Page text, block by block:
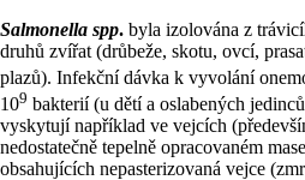
Salmonella spp. byla izolována z
druhů zvířat (drůbeže, skotu, ovcí,
plazů). Infekční dávka k vyvolání
109 bakterií (u dětí a oslabených
vyskytují například ve vejcích
nedostatečně tepelně opracovaném
obsahujících nepasterizovaná vejce